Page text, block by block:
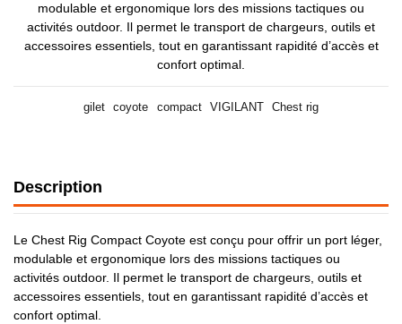
modulable et ergonomique lors des missions tactiques ou
activités outdoor. Il permet le transport de chargeurs, outils et
accessoires essentiels, tout en garantissant rapidité d’accès et
confort optimal.
gilet coyote compact VIGILANT Chest rig
Description
Le Chest Rig Compact Coyote est conçu pour offrir un port léger,
modulable et ergonomique lors des missions tactiques ou
activités outdoor. Il permet le transport de chargeurs, outils et
accessoires essentiels, tout en garantissant rapidité d’accès et
confort optimal.